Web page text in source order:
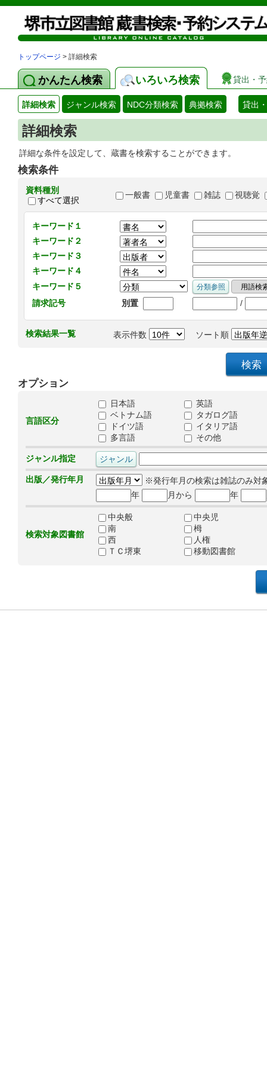
トップページ > 詳細検索
かんたん検索 いろいろ検索 貸出・
詳細検索 ジャンル検索 NDC分類検索 典拠検索 貸出
詳細検索
詳細な条件を設定して、蔵書を検索することができます。
検索条件
資料種別
すべて選択
一般書 児童書 雑誌 視聴覚
キーワード１
キーワード２
キーワード３
キーワード４
キーワード５
請求記号
別置 /
検索結果一覧 表示件数 ソート順
オプション
言語区分
日本語
英語
ベトナム語
タガログ語
ドイツ語
イタリア語
多言語
その他
ジャンル指定
出版／発行年月
※発行年月の検索は雑誌のみ対
年
月から 年
検索対象図書館
中央般
中央児
南
栂
西
人権
ＴＣ堺東
移動図書館